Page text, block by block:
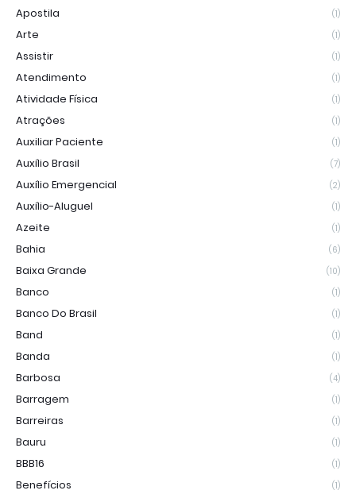
Apostila (1)
Arte (1)
Assistir (1)
Atendimento (1)
Atividade Física (1)
Atrações (1)
Auxiliar Paciente (1)
Auxílio Brasil (7)
Auxílio Emergencial (2)
Auxílio-Aluguel (1)
Azeite (1)
Bahia (6)
Baixa Grande (10)
Banco (1)
Banco Do Brasil (1)
Band (1)
Banda (1)
Barbosa (4)
Barragem (1)
Barreiras (1)
Bauru (1)
BBB16 (1)
Benefícios (1)